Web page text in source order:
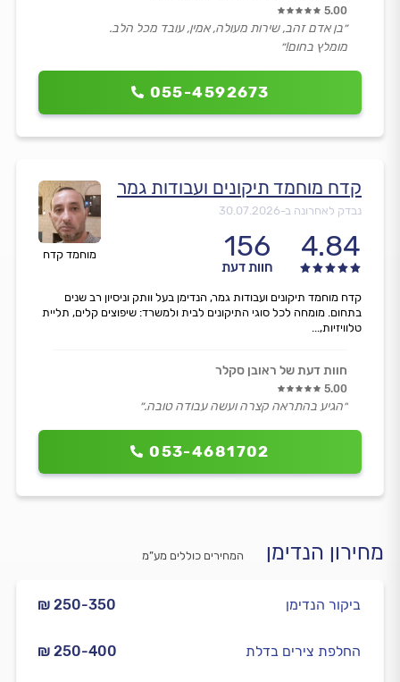
055-4592673
5.00
״בן אדם זהב, שירות מעולה, אמין, עובד מכל הלב.
מומלץ בחום!״
מוחמד קדח
קדח מוחמד תיקונים ועבודות גמר
נבדק לאחרונה ב-30.07.2026
4.84
156
חוות דעת
053-4681702
קדח מוחמד תיקונים ועבודות גמר, הנדימן בעל וותק וניסיון רב שנים
בתחום. מומחה לכל סוגי התיקונים לבית ולמשרד: שיפוצים קלים, תליית
טלוויזיות,...
חוות דעת של ראובן סקלר
5.00
״הגיע בהתראה קצרה ועשה עבודה טובה.״
מחירון הנדימן המחירים כוללים מע”מ
₪ 250-350 ביקור הנדימן
₪ 250-400 החלפת צירים בדלת